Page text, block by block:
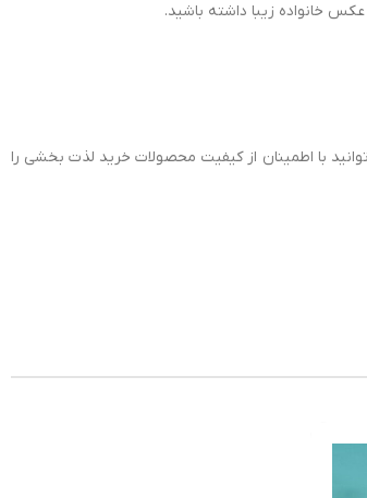
خانواده زیبا داشته باشید.
با اطمینان از کیفیت محصولات خرید لذت بخشی را